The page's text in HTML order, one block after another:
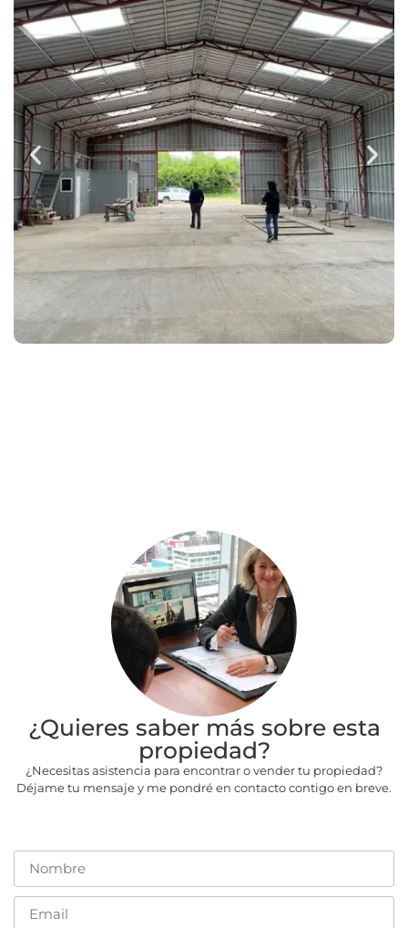
¿Quieres saber más sobre esta
propiedad?
¿Necesitas asistencia para encontrar o vender tu propiedad?
Déjame tu mensaje y me pondré en contacto contigo en breve.